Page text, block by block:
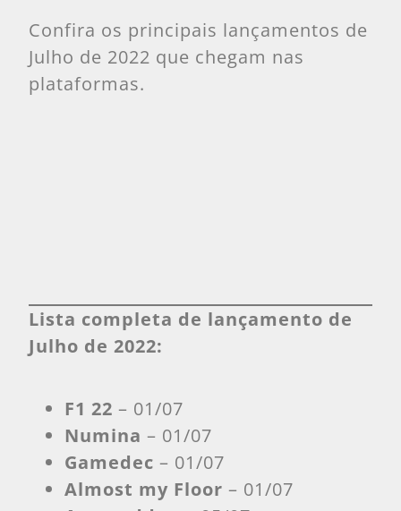
Confira os principais lançamentos de
Julho de 2022 que chegam nas
plataformas.
Lista completa de lançamento de
Julho de 2022:
F1 22 – 01/07
Numina – 01/07
Gamedec – 01/07
Almost my Floor – 01/07